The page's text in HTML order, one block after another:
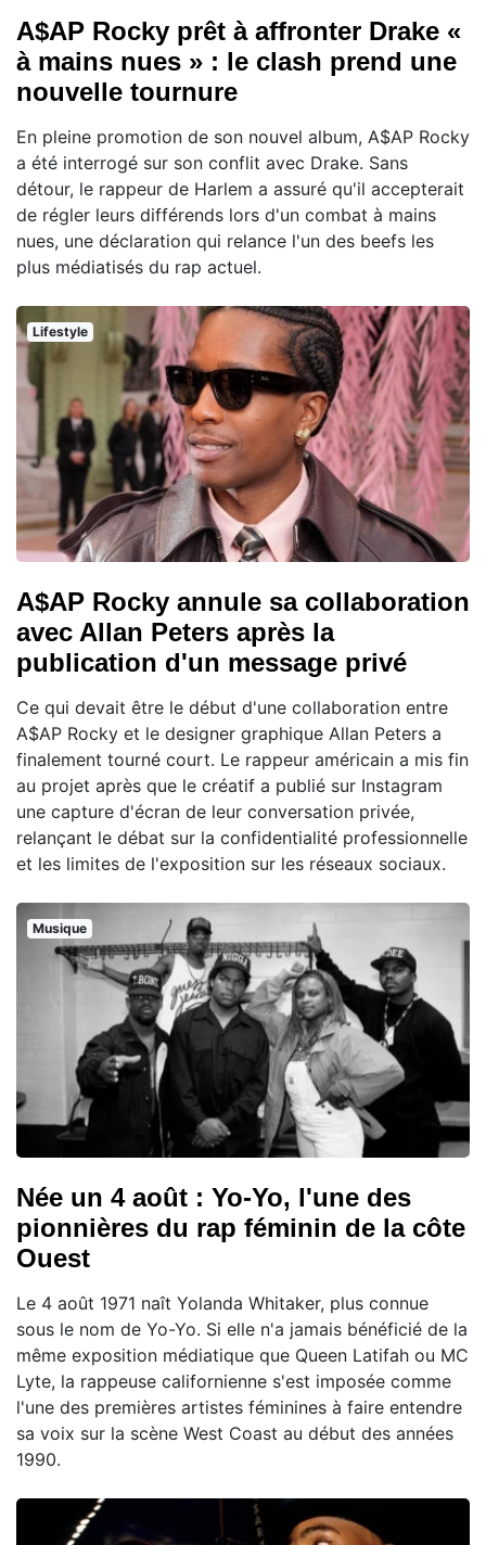
A$AP Rocky prêt à affronter Drake «
à mains nues » : le clash prend une
nouvelle tournure
En pleine promotion de son nouvel album, A$AP Rocky
a été interrogé sur son conflit avec Drake. Sans
détour, le rappeur de Harlem a assuré qu'il accepterait
de régler leurs différends lors d'un combat à mains
nues, une déclaration qui relance l'un des beefs les
plus médiatisés du rap actuel.
Lifestyle
A$AP Rocky annule sa collaboration
avec Allan Peters après la
publication d'un message privé
Ce qui devait être le début d'une collaboration entre
A$AP Rocky et le designer graphique Allan Peters a
finalement tourné court. Le rappeur américain a mis fin
au projet après que le créatif a publié sur Instagram
une capture d'écran de leur conversation privée,
relançant le débat sur la confidentialité professionnelle
et les limites de l'exposition sur les réseaux sociaux.
Musique
Née un 4 août : Yo-Yo, l'une des
pionnières du rap féminin de la côte
Ouest
Le 4 août 1971 naît Yolanda Whitaker, plus connue
sous le nom de Yo-Yo. Si elle n'a jamais bénéficié de la
même exposition médiatique que Queen Latifah ou MC
Lyte, la rappeuse californienne s'est imposée comme
l'une des premières artistes féminines à faire entendre
sa voix sur la scène West Coast au début des années
1990.